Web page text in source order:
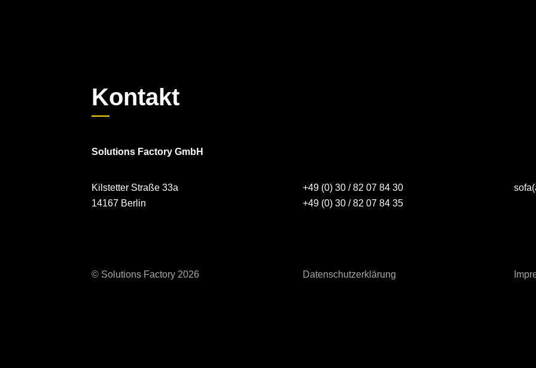
Kontakt
Solutions Factory GmbH
Kilstetter Straße 33a
14167 Berlin
+49 (0) 30 / 82 07 84 30
+49 (0) 30 / 82 07 84 35
© Solutions Factory 2026 Datenschutzerklärung